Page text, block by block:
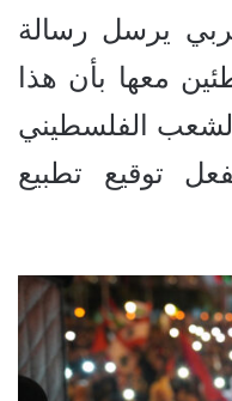
يرسل رسالة
معها بأن هذا
الفلسطيني
توقيع تطبيع